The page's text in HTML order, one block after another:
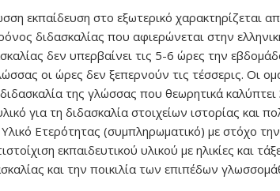
εκπαίδευση στο εξωτερικό χαρακτηρίζεται
διδασκαλίας που αφιερώνεται στην
δεν υπερβαίνει τις 5-6 ώρες την
οι ώρες δεν ξεπερνούν τις τέσσερις. Οι
διδασκαλία της γλώσσας που θεωρητικά
για τη διδασκαλία στοιχείων ιστορίας και
Ετερότητας (συμπληρωματικό) με στόχο
εκπαιδευτικού υλικού με ηλικίες και
και την ποικιλία των επιπέδων